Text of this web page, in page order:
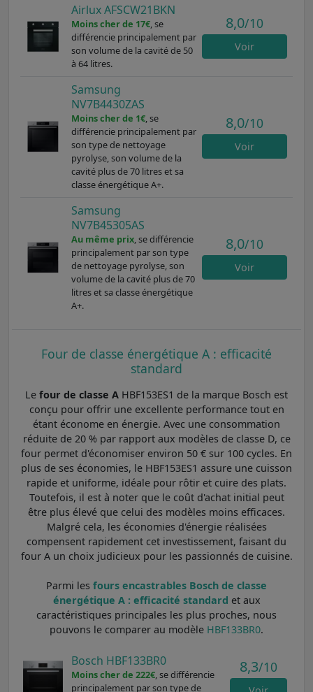
Airlux AFSCW21BKN
Moins cher de 17€, se
différencie principalement par
son volume de la cavité de 50
à 64 litres.
8,0/10
Voir
Samsung
NV7B4430ZAS
Moins cher de 1€, se
différencie principalement par
son type de nettoyage
pyrolyse, son volume de la
cavité plus de 70 litres et sa
classe énergétique A+.
8,0/10
Voir
Samsung
NV7B45305AS
Au même prix, se différencie
principalement par son type
de nettoyage pyrolyse, son
volume de la cavité plus de 70
litres et sa classe énergétique
A+.
8,0/10
Voir
Four de classe énergétique A : efficacité
standard
Le four de classe A HBF153ES1 de la marque Bosch est
conçu pour offrir une excellente performance tout en
étant économe en énergie. Avec une consommation
réduite de 20 % par rapport aux modèles de classe D, ce
four permet d'économiser environ 50 € sur 100 cycles. En
plus de ses économies, le HBF153ES1 assure une cuisson
rapide et uniforme, idéale pour rôtir et cuire des plats.
Toutefois, il est à noter que le coût d'achat initial peut
être plus élevé que celui des modèles moins efficaces.
Malgré cela, les économies d'énergie réalisées
compensent rapidement cet investissement, faisant du
four A un choix judicieux pour les passionnés de cuisine.
Parmi les fours encastrables Bosch de classe
énergétique A : efficacité standard et aux
caractéristiques principales les plus proches, nous
pouvons le comparer au modèle HBF133BR0.
Bosch HBF133BR0
Moins cher de 222€, se différencie
principalement par son type de
8,3/10